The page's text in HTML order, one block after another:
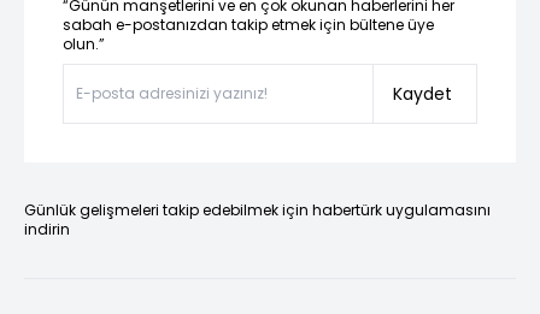
“Günün manşetlerini ve en çok okunan haberlerini her
sabah e-postanızdan takip etmek için bültene üye
olun.”
Kaydet
Günlük gelişmeleri takip edebilmek için habertürk uygulamasını
indirin